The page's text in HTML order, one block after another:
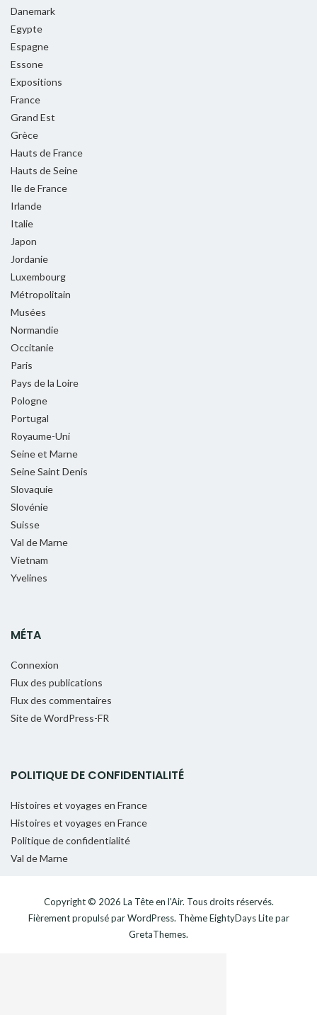
Danemark
Egypte
Espagne
Essone
Expositions
France
Grand Est
Grèce
Hauts de France
Hauts de Seine
Ile de France
Irlande
Italie
Japon
Jordanie
Luxembourg
Métropolitain
Musées
Normandie
Occitanie
Paris
Pays de la Loire
Pologne
Portugal
Royaume-Uni
Seine et Marne
Seine Saint Denis
Slovaquie
Slovénie
Suisse
Val de Marne
Vietnam
Yvelines
MÉTA
Connexion
Flux des publications
Flux des commentaires
Site de WordPress-FR
POLITIQUE DE CONFIDENTIALITÉ
Histoires et voyages en France
Histoires et voyages en France
Politique de confidentialité
Val de Marne
Copyright © 2026 La Tête en l'Air. Tous droits réservés.
Fièrement propulsé parWordPress. ThèmeEightyDays Litepar
GretaThemes.